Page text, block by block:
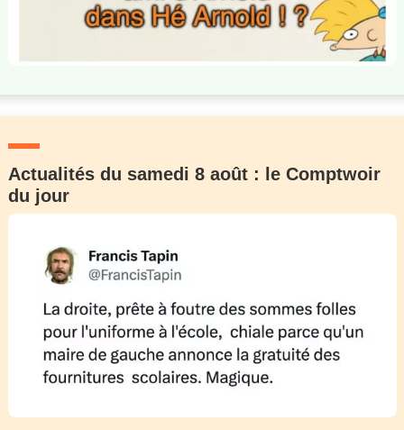
Actualités du samedi 8 août : le Comptwoir
du jour